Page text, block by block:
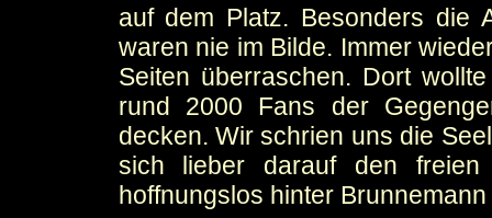
auf dem Platz. Besonders die
waren nie im Bilde. Immer
Seiten überraschen. Dort
rund 2000 Fans der
decken. Wir schrien uns die
sich lieber darauf den
hoffnungslos hinter